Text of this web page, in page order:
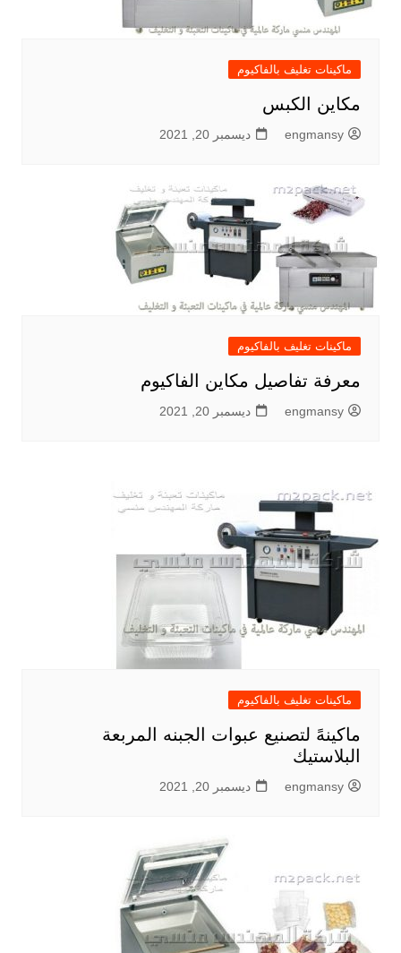
ماكينات تغليف بالفاكيوم
مكاين الكبس
engmansy ديسمبر 20, 2021
ماكينات تغليف بالفاكيوم
معرفة تفاصيل مكاين الفاكيوم
engmansy ديسمبر 20, 2021
ماكينات تغليف بالفاكيوم
ماكينهً لتصنيع عبوات الجبنه المربعة
البلاستيك
engmansy ديسمبر 20, 2021